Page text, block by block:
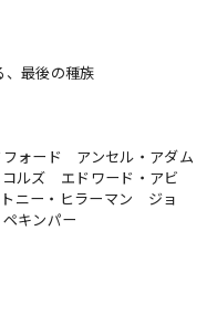
、最後の種族
ォード アンセル・アダム
ルズ エドワード・アビ
ニー・ヒラーマン ジョ
キンパー